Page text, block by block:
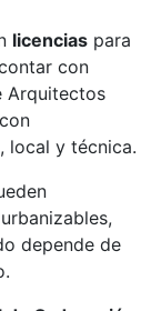
licencias para
con
Arquitectos
local y técnica.
depende de